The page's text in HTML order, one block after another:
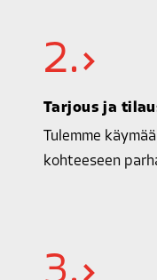
2.
Tarjous ja
Tulemme
kohteeseen